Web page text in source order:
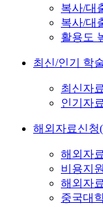
복사/대
복사/대
활용도
최신/인기 학
최신자료
인기자료
해외자료신청
해외자
비용지
해외자
중국대